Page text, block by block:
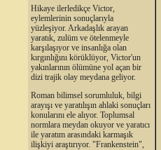
Hikaye ilerledikçe Victor,
eylemlerinin sonuçlarıyla
yüzleşiyor. Arkadaşlık arayan
yaratık, zulüm ve ötelenmeyle
karşılaşıyor ve insanlığa olan
kırgınlığını körüklüyor, Victor'un
yakınlarının ölümüne yol açan bir
dizi trajik olay meydana geliyor.
Roman bilimsel sorumluluk, bilgi
arayışı ve yaratılışın ahlaki sonuçları
konularını ele alıyor. Toplumsal
normlara meydan okuyor ve yaratıcı
ile yaratım arasındaki karmaşık
ilişkiyi araştırıyor. "Frankenstein",